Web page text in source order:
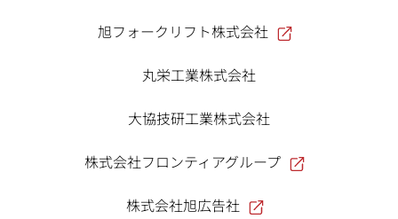
旭フォークリフト株式会社
丸栄工業株式会社
大協技研工業株式会社
株式会社フロンティアグループ
株式会社旭広告社